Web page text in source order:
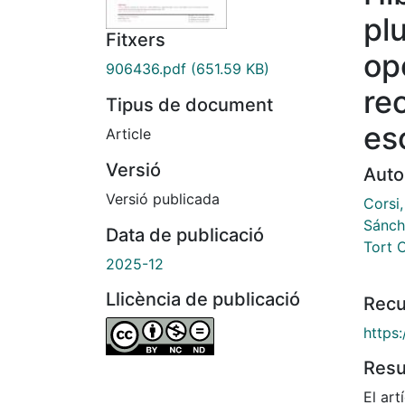
Fitxers
906436.pdf (651.59 KB)
Tipus de document
Article
Versió
Versió publicada
Data de publicació
2025-12
Llicència de publicació
Tort
El